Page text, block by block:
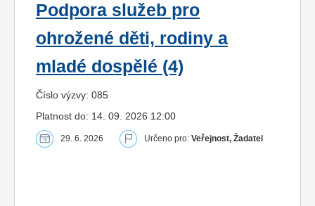
Podpora služeb pro
ohrožené děti, rodiny a
mladé dospělé (4)
Číslo výzvy: 085
Platnost do: 14. 09. 2026 12:00
29. 6. 2026 Určeno pro: Veřejnost, Žadatel